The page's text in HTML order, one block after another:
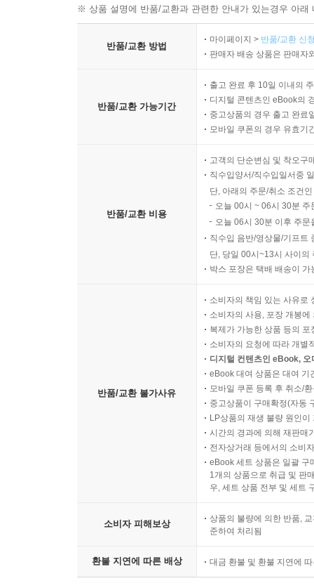
※ 상품 설명에 반품/교환과 관련한 안내가 있는경우 아
반품/교환 방법
마이페이지 > 반품/교환 신
판매자 배송 상품은 판매자
반품/교환 가능기간
출고 완료 후 10일 이내의
디지털 콘텐츠인 eBook의
중고상품의 경우 출고 완료
모바일 쿠폰의 경우 유효기
반품/교환 비용
고객의 단순변심 및 착오구
직수입양서/직수입일서중
단, 아래의 주문/취소 조건
오늘 00시 ~ 06시 30분
오늘 06시 30분 이후 주
직수입 음반/영상물/기프트
단, 당일 00시~13시 사이의
박스 포장은 택배 배송이
반품/교환 불가사유
소비자의 책임 있는 사유로
소비자의 사용, 포장 개봉
복제가 가능한 상품 등의
소비자의 요청에 따라 개별
디지털 컨텐츠인 eBook,
eBook 대여 상품은 대여 기
모바일 쿠폰 등록 후 취소/
중고상품이 구매확정(자동
LP상품의 재생 불량 원인
시간의 경과에 의해 재판매
전자상거래 등에서의 소비
eBook 세트 상품은 일괄 구
1개의 상품으로 취급 및 판
우, 세트 상품 전부 및 세트
소비자 피해보상
상품의 불량에 의한 반품,
준하여 처리됨
환불 지연에 따른 배상 대금 환불 및 환불 지연에